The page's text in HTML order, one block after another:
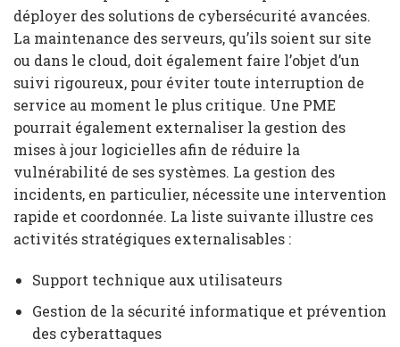
déployer des solutions de cybersécurité avancées.
La maintenance des serveurs, qu’ils soient sur site
ou dans le cloud, doit également faire l’objet d’un
suivi rigoureux, pour éviter toute interruption de
service au moment le plus critique. Une PME
pourrait également externaliser la gestion des
mises à jour logicielles afin de réduire la
vulnérabilité de ses systèmes. La gestion des
incidents, en particulier, nécessite une intervention
rapide et coordonnée. La liste suivante illustre ces
activités stratégiques externalisables :
Support technique aux utilisateurs
Gestion de la sécurité informatique et prévention
des cyberattaques